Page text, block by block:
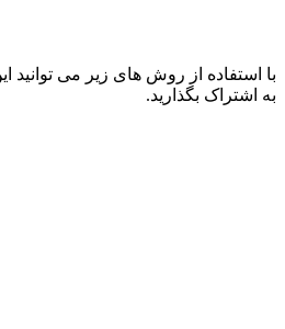
با استفاده از روش های زیر می توانید
به اشتراک بگذارید.